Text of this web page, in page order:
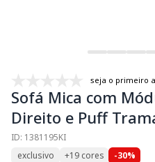
seja o primeiro
Sofá Mica com
Direito e Puff
ID: 1381195KI
exclusivo
+19 cores -30%